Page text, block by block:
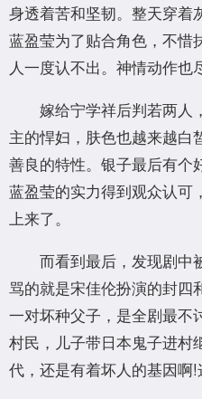
身透着苦和坚韧。整天穿着
蓝盈莹为了贴合角色，不惜
人一度认不出。神情动作也
嫁给宁学祥后判若两人
主的悍妇，肤色也越来越白
善良的特性。银子最后有个
蓝盈莹的实力得到观众认可
上来了。
而看到最后，发现剧中
骂的就是宋佳伦扮演的封四
一对坏种父子，是全剧最不
村民，儿子带日本鬼子进村
代，还是有着坏人的基因啊